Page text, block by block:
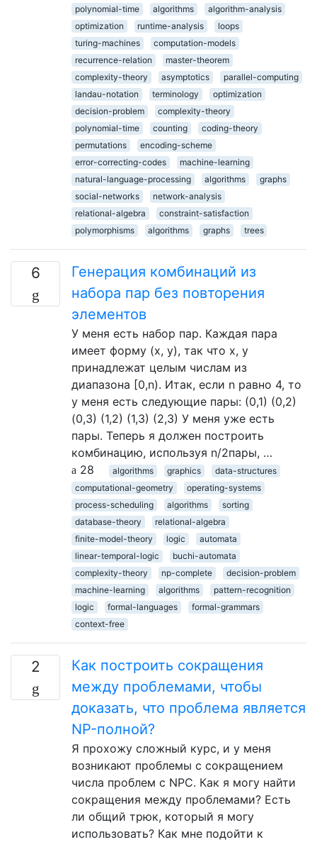
polynomial-time algorithms
algorithm-analysis
optimization
runtime-analysis
loops
turing-machines
computation-models
recurrence-relation
master-theorem
complexity-theory
asymptotics
parallel-computing
landau-notation
terminology
optimization
decision-problem
complexity-theory
polynomial-time
counting
coding-theory
permutations
encoding-scheme
error-correcting-codes
machine-learning
natural-language-processing
algorithms
graphs
social-networks
network-analysis
relational-algebra
constraint-satisfaction
polymorphisms
algorithms graphs trees
6
Генерация комбинаций из
набора пар без повторения
элементов
У меня есть набор пар. Каждая пара
имеет форму (x, y), так что x, y
принадлежат целым числам из
диапазона [0,n). Итак, если n равно 4, то
у меня есть следующие пары: (0,1) (0,2)
(0,3) (1,2) (1,3) (2,3) У меня уже есть
пары. Теперь я должен построить
комбинацию, используя n/2пары, …
28
algorithms graphics
data-structures
computational-geometry
operating-systems
process-scheduling
algorithms
sorting
database-theory
relational-algebra
finite-model-theory
logic
automata
linear-temporal-logic
buchi-automata
complexity-theory
np-complete
decision-problem
machine-learning
algorithms
pattern-recognition
logic
formal-languages
formal-grammars
context-free
2
Как построить сокращения
между проблемами, чтобы
доказать, что проблема является
NP-полной?
Я прохожу сложный курс, и у меня
возникают проблемы с сокращением
числа проблем с NPC. Как я могу найти
сокращения между проблемами? Есть
ли общий трюк, который я могу
использовать? Как мне подойти к